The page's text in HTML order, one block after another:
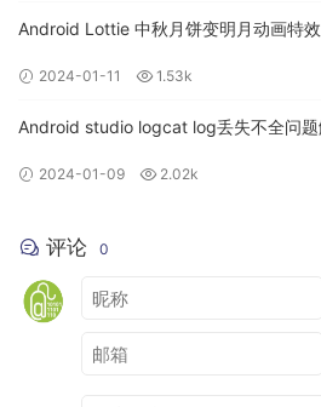
Android Lottie 中秋月饼变明月动画特效
2024-01-11 1.53k
Android studio logcat log丢失不全问
2024-01-09 2.02k
评论 0